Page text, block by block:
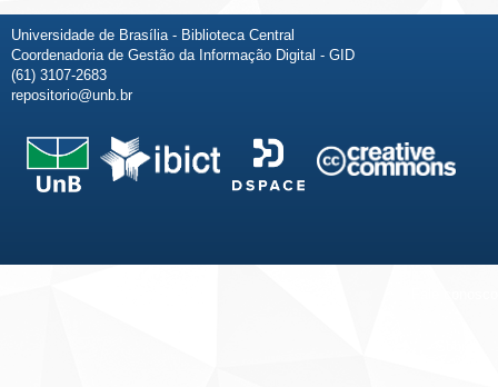
Universidade de Brasília - Biblioteca Central
Coordenadoria de Gestão da Informação Digital - GID
(61) 3107-2683
repositorio@unb.br